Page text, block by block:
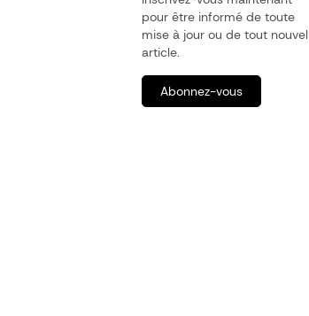
pour être informé de toute
mise à jour ou de tout nouvel
article.
Abonnez-vous